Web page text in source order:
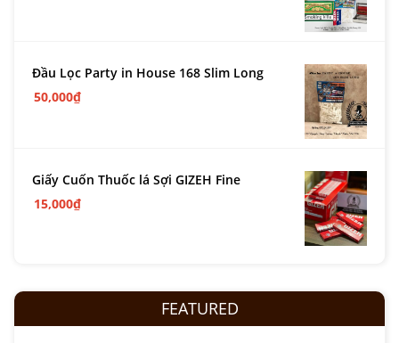
Đầu Lọc Party in House 168 Slim Long
50,000₫
Giấy Cuốn Thuốc lá Sợi GIZEH Fine
15,000₫
FEATURED